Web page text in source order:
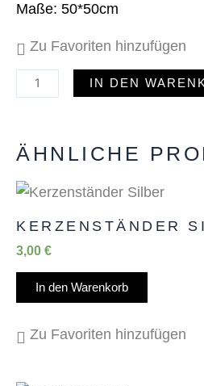
Maße: 50*50cm
Zu Favoriten hinzufügen
IN DEN
ÄHNLICHE
KERZENSTÄNDER
3,00 €
In den Warenkorb
Zu Favoriten hinzufügen